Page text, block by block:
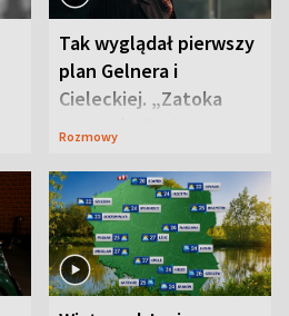
Tak wyglądał pierwszy
plan Gelnera i
Cieleckiej. „Zatoka
szpiegów” od razu ich
Rozmowy